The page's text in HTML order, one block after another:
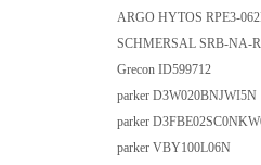
ARGO HYTOS RPE3-
SCHMERSAL SRB-NA-
Grecon ID599712
parker D3W020BNJWI5N
parker
parker VBY100L06N